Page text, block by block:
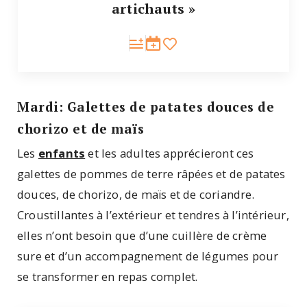
artichauts »
Mardi: Galettes de patates douces de
chorizo et de maïs
Les enfants et les adultes apprécieront ces
galettes de pommes de terre râpées et de patates
douces, de chorizo, de maïs et de coriandre.
Croustillantes à l’extérieur et tendres à l’intérieur,
elles n’ont besoin que d’une cuillère de crème
sure et d’un accompagnement de légumes pour
se transformer en repas complet.